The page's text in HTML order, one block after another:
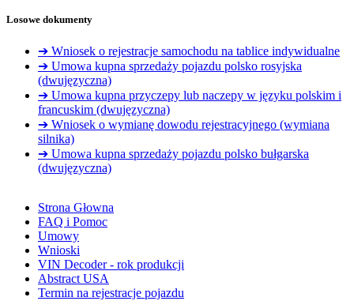
Losowe dokumenty
➔ Wniosek o rejestracje samochodu na tablice indywidualne
➔ Umowa kupna sprzedaży pojazdu polsko rosyjska
(dwujęzyczna)
➔ Umowa kupna przyczepy lub naczepy w języku polskim i
francuskim (dwujęzyczna)
➔ Wniosek o wymianę dowodu rejestracyjnego (wymiana
silnika)
➔ Umowa kupna sprzedaży pojazdu polsko bułgarska
(dwujęzyczna)
Strona Głowna
FAQ i Pomoc
Umowy
Wnioski
VIN Decoder - rok produkcji
Abstract USA
Termin na rejestracje pojazdu